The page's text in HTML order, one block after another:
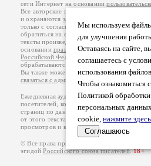
Мы используем
для улучшения
Оставаясь на сайте,
соглашаетесь с
использования
Чтобы ознакомиться с
Политикой обработки
персональных
cookie, нажмите здесь
Соглашаюсь
сети Интернет на основании
Все авторские права на произведения
и охраняются законом
. Перепечатка
только с согласия его автора, к которому
обратиться на его авторской странице.
тексты произведений авторы несут
основанииправил публикациии
Российской Федерации
обрабатываются на основанииПолитики
Вы также можете посмотреть более
связаться с администрацией
Ежедневная аудитория портала Проза.ру –
посетителей, которые в общей сумме
страниц по данным счетчика
от этого текста. В каждой графе указано
просмотров и количество посетителей.
© Все права принадлежат авторам, 2000-
эгидойРоссийского союза писателей.18+